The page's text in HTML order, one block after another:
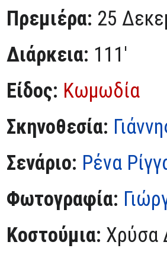
Πρεμιέρα: 25
Διάρκεια: 111'
Είδος: Κωμωδία
Σκηνοθεσία:
Σενάριο: Ρένα
Φωτογραφία:
Κοστούμια: Χρύσα